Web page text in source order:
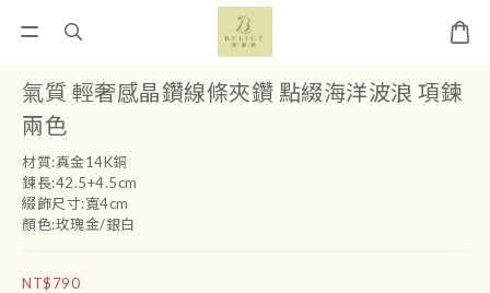
氣質 輕奢感晶鑽線條夾鑽 點綴海洋波浪 項鍊
兩色
材質:真金14K銅
鍊長:42.5+4.5cm
綴飾尺寸:寬4cm
顏色:玫瑰金/銀白
NT$790